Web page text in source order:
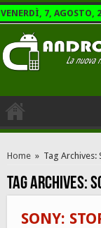
VENERDÌ, 7, AGOSTO,
Home » Tag Archives:
Tag Archives:
SONY: